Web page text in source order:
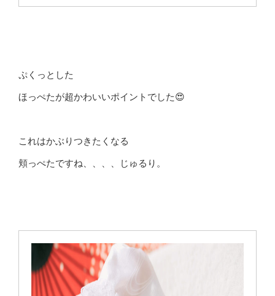
ぷくっとした
ほっぺたが超かわいいポイントでした😍
これはかぶりつきたくなる
頬っぺたですね、、、、じゅるり。